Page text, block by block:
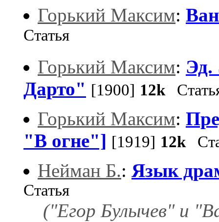
Горький Максим:
Статья
Горький Максим: Эд.
Дарто" [1900] 12k
Горький Максим:
"В огне"] [1919] 12k
Нейман Б.: Язык
Статья
("Егор Булычев" и